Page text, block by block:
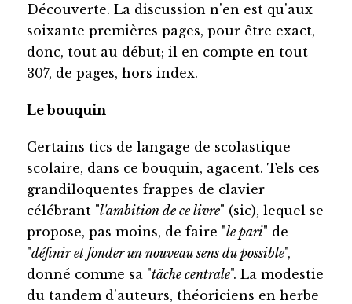
Découverte. La discussion n'en est qu'aux
soixante premières pages, pour être exact,
donc, tout au début; il en compte en tout
307, de pages, hors index.
Le bouquin
Certains tics de langage de scolastique
scolaire, dans ce bouquin, agacent. Tels ces
grandiloquentes frappes de clavier
célébrant "l'ambition de ce livre" (sic), lequel se
propose, pas moins, de faire "le pari" de
"définir et fonder un nouveau sens du possible",
donné comme sa "tâche centrale". La modestie
du tandem d'auteurs, théoriciens en herbe